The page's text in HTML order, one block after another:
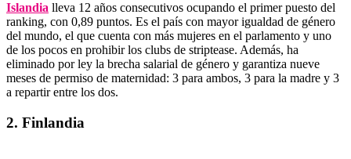
Islandia lleva 12 años consecutivos ocupando el primer puesto del
ranking, con 0,89 puntos. Es el país con mayor igualdad de género
del mundo, el que cuenta con más mujeres en el parlamento y uno
de los pocos en prohibir los clubs de striptease. Además, ha
eliminado por ley la brecha salarial de género y garantiza nueve
meses de permiso de maternidad: 3 para ambos, 3 para la madre y 3
a repartir entre los dos.
2. Finlandia